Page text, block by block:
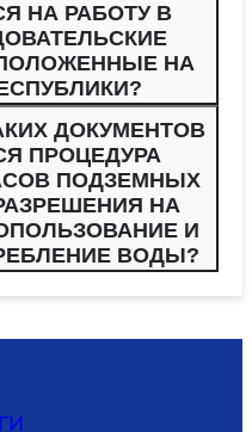
НА РАБОТУ В
НА
ДОКУМЕНТОВ
ПРОЦЕДУРА
ПОДЗЕМНЫХ
НА
И
ВОДЫ?